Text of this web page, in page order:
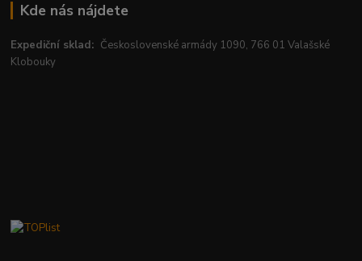
Kde nás nájdete
Expediční sklad: Československé armády 1090, 766 01 Valašské
Klobouky